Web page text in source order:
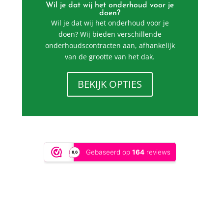
Wil je dat wij het onderhoud voor je
doen?
Wil je dat wij het onderhoud voor je
doen? Wij bieden verschillende
onderhoudscontracten aan, afhankelijk
van de grootte van het dak.
BEKIJK OPTIES